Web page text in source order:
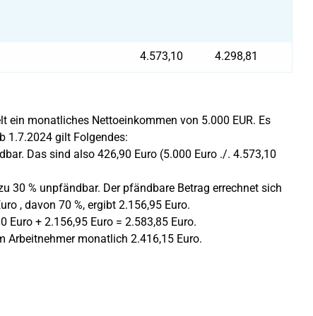
4.573,10 4.298,81
ein monatliches Nettoeinkommen von 5.000 EUR. Es
1.7.2024 gilt Folgendes:
Das sind also 426,90 Euro (5.000 Euro ./. 4.573,10
30 % unpfändbar. Der pfändbare Betrag errechnet sich
, davon 70 %, ergibt 2.156,95 Euro.
+ 2.156,95 Euro = 2.583,85 Euro.
Arbeitnehmer monatlich 2.416,15 Euro.